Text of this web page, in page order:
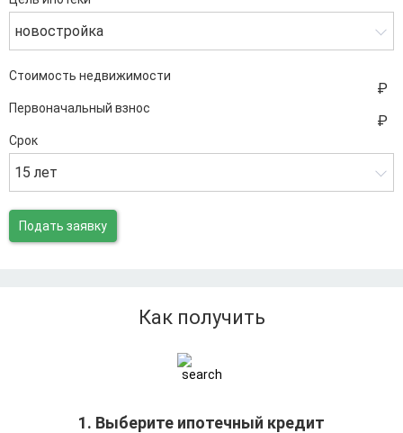
новостройка
Стоимость недвижимости
Первоначальный взнос
Срок
15 лет
Подать заявку
Как получить
1. Выберите ипотечный кредит